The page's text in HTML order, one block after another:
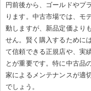
円前後から、ゴールドやプ
ります。中古市場では、モ
動しますが、新品定価より
せん。賢く購入するために
て信頼できる正規店や、実
とが重要です。特に中古品
家によるメンテナンスが適
でしょう。